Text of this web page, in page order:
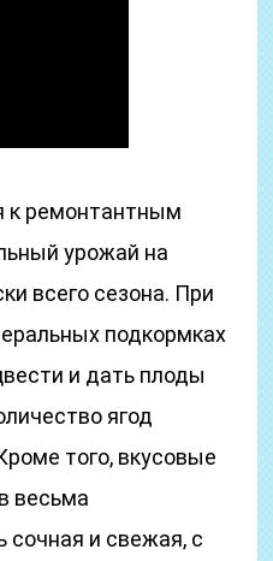
к ремонтантным
урожай на
всего сезона. При
подкормках
и дать плоды
ягод
того, вкусовые
весьма
и свежая, с